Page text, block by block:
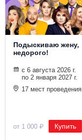
Подыскиваю жену,
недорого!
с 6 августа 2026 г.
по 2 января 2027 г.
17 мест проведения
от 1 000 ₽ Купить